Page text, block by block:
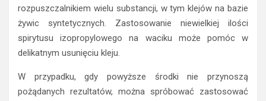
rozpuszczalnikiem wielu substancji, w tym klejów na bazie
żywic syntetycznych. Zastosowanie niewielkiej ilości
spirytusu izopropylowego na waciku może pomóc w
delikatnym usunięciu kleju.
W przypadku, gdy powyższe środki nie przynoszą
pożądanych rezultatów, można spróbować zastosować